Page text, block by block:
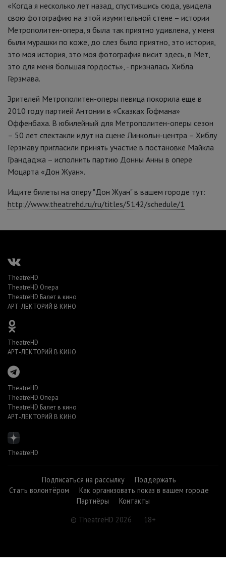
«Когда я несколько лет назад, спустившись сюда, увидела
свою фотографию на этой изумительной стене – истории
Метрополитен-опера, я была так приятно удивлена, у меня
были мурашки по коже, до слез было приятно, это история,
это моя история, это моя фотография висит здесь, в Мет,
это для меня большая гордость», - призналась Хибла
Герзмава.
Зрителей Метрополитен-оперы певица покорила еще в
2010 году партией Антонии в «Сказках Гофмана»
Оффенбаха. В юбилейный для Метрополитен-оперы сезон
– 50 лет спектакли идут на сцене Линкольн-центра – Хиблу
Герзмаву пригласили принять участие в постановке Майкла
Грандаджа – исполнить партию Донны Анны в опере
Моцарта «Дон Жуан».
Ищите билеты на оперу "Дон Жуан" в вашем городе тут:
http://www.theatrehd.ru/ru/titles/5142/schedule/1
TheatreHD
TheatreHD Опера
TheatreHD Балет в кино
АРТ-ЛЕКТОРИЙ В КИНО
TheatreHD
АРТ-ЛЕКТОРИЙ В КИНО
TheatreHD
TheatreHD Опера
TheatreHD Балет в кино
АРТ-ЛЕКТОРИЙ В КИНО
TheatreHD
Подписаться на рассылку
Поддержать
Стать волонтёром
Как организовать показ в вашем городе
Партнёры
Контакты
© TheatreHD 2026
18+